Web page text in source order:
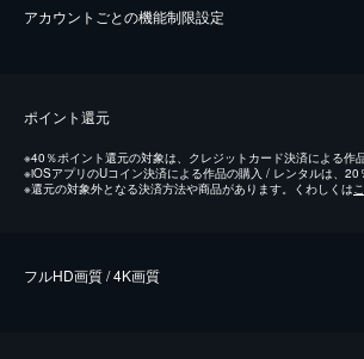
アカウントごとの機能制限設定
ポイント還元
※40％ポイント還元の対象は、クレジットカード決済による作
※iOSアプリのUコイン決済による作品の購入 / レンタルは、20
※還元の対象外となる決済方法や商品があります。くわしくは
フルHD画質 / 4K画質